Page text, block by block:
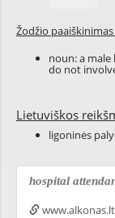
Žodžio
noun: a
do not
Lietuviškos
ligoninės
hospital